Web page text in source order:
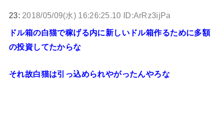
23: 2018/05/09(水) 16:26:25.10 ID:ArRz3ijPa
ドル箱の白猫で稼げる内に新しいドル箱作るために多額
の投資してたからな
それ故白猫は引っ込められやがったんやろな